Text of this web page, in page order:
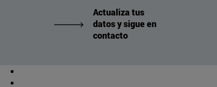
Actualiza tus
datos y sigue en
contacto